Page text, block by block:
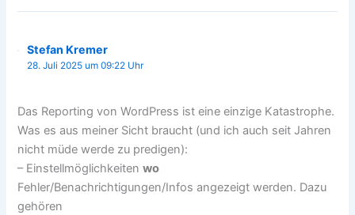
Stefan Kremer
28. Juli 2025 um 09:22 Uhr
Das Reporting von WordPress ist eine einzige Katastrophe.
Was es aus meiner Sicht braucht (und ich auch seit Jahren
nicht müde werde zu predigen):
– Einstellmöglichkeitenwo
Fehler/Benachrichtigungen/Infos angezeigt werden. Dazu
gehören